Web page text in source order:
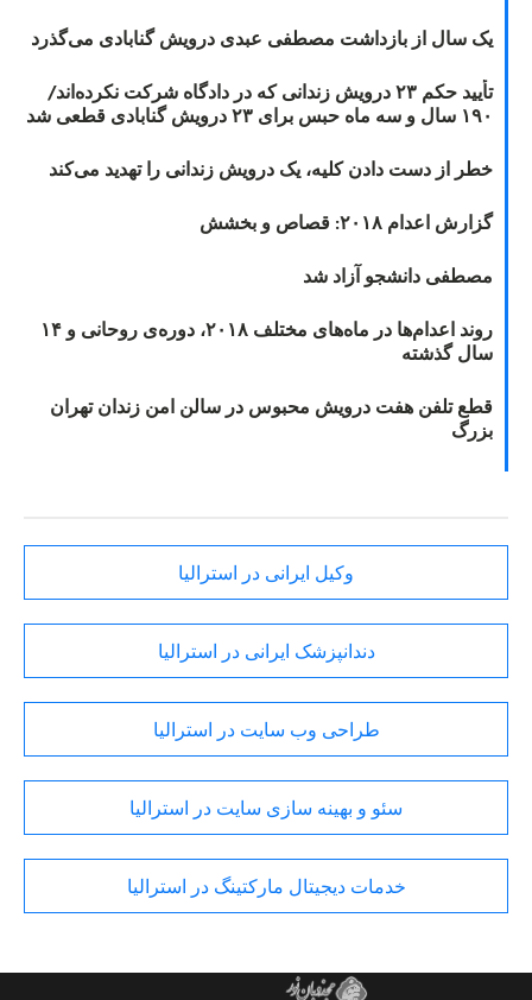
یک سال از بازداشت مصطفی عبدی درویش گنابادی می‌گذرد
تأیید حکم ۲۳ درویش زندانی که در دادگاه شرکت نکرده‌اند/
۱۹۰ سال و سه ماه حبس برای ۲۳ درویش گنابادی قطعی شد
خطر از دست دادن کلیه، یک درویش زندانی را تهدید می‌کند
گزارش اعدام ۲۰۱۸: قصاص و بخشش
مصطفی دانشجو آزاد شد
روند اعدام‌ها در ماه‌های مختلف ۲۰۱۸، دوره‌ی روحانی و ۱۴
سال گذشته
قطع تلفن هفت درویش محبوس در سالن امن زندان تهران
بزرگ
وکیل ایرانی در استرالیا
دندانپزشک ایرانی در استرالیا
طراحی وب سایت در استرالیا
سئو و بهینه سازی سایت در استرالیا
خدمات دیجیتال مارکتینگ در استرالیا